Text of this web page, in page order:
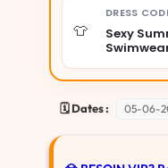
👕
DRESS
Sexy
🗓️ Dates : 05-06-